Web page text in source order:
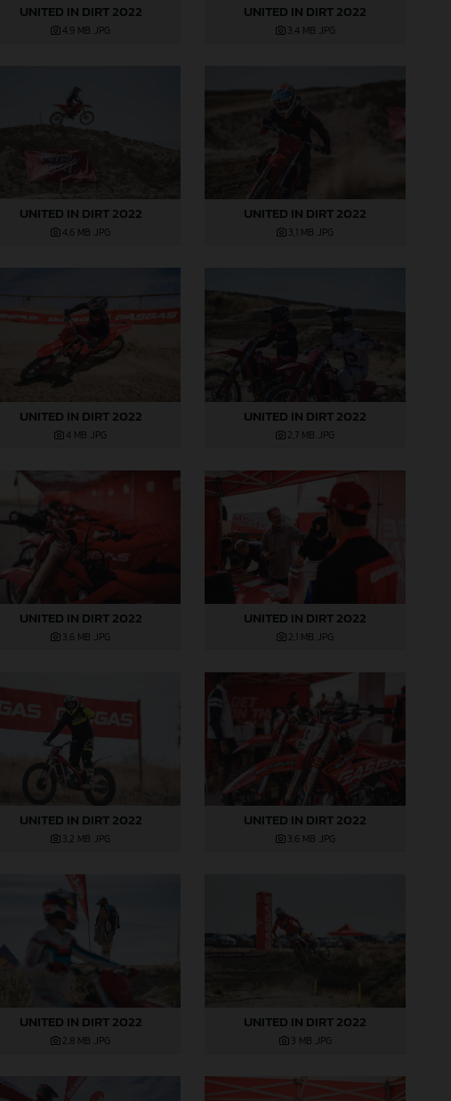
UNITED IN DIRT 2022
4,9 MB .JPG
UNITED IN DIRT 2022
3,4 MB .JPG
UNITED IN DIRT 2022
4,6 MB .JPG
UNITED IN DIRT 2022
3,1 MB .JPG
UNITED IN DIRT 2022
4 MB .JPG
UNITED IN DIRT 2022
2,7 MB .JPG
UNITED IN DIRT 2022
3,6 MB .JPG
UNITED IN DIRT 2022
2,1 MB .JPG
UNITED IN DIRT 2022
3,2 MB .JPG
UNITED IN DIRT 2022
3,6 MB .JPG
UNITED IN DIRT 2022
2,8 MB .JPG
UNITED IN DIRT 2022
3 MB .JPG